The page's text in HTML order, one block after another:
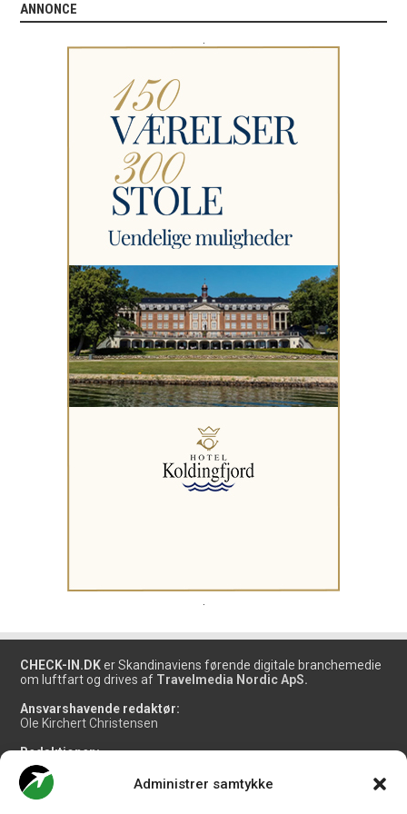
Administrer samtykke
ANNONCE
CHECK-IN.DK er Skandinaviens førende digitale branchemedie
om luftfart og drives af Travelmedia Nordic ApS.
Ansvarshavende redaktør:
Ole Kirchert Christensen
Redaktionen:
Christian Granhøj Skouboe
Henrik Baumgarten
Danny Longhi Andreasen